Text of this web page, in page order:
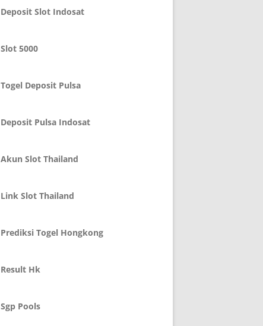
Deposit Slot Indosat
Slot 5000
Togel Deposit Pulsa
Deposit Pulsa Indosat
Akun Slot Thailand
Link Slot Thailand
Prediksi Togel Hongkong
Result Hk
Sgp Pools